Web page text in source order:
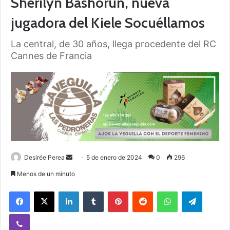
jugadora del Kiele Socuéllamos
La central, de 30 años, llega procedente del RC
Cannes de Francia
Desirée Perea 5 de enero de 2024 0 296
Menos de un minuto